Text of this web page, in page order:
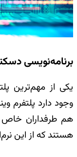
برنامه‌نویسی
یکی از مهم‌ترین
وجود دارد پلتفرم
هم طرفداران خاص
هستند که از این